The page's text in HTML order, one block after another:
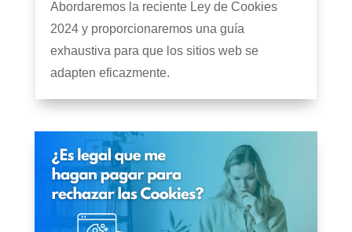
Abordaremos la reciente Ley de Cookies
2024 y proporcionaremos una guía
exhaustiva para que los sitios web se
adapten eficazmente.